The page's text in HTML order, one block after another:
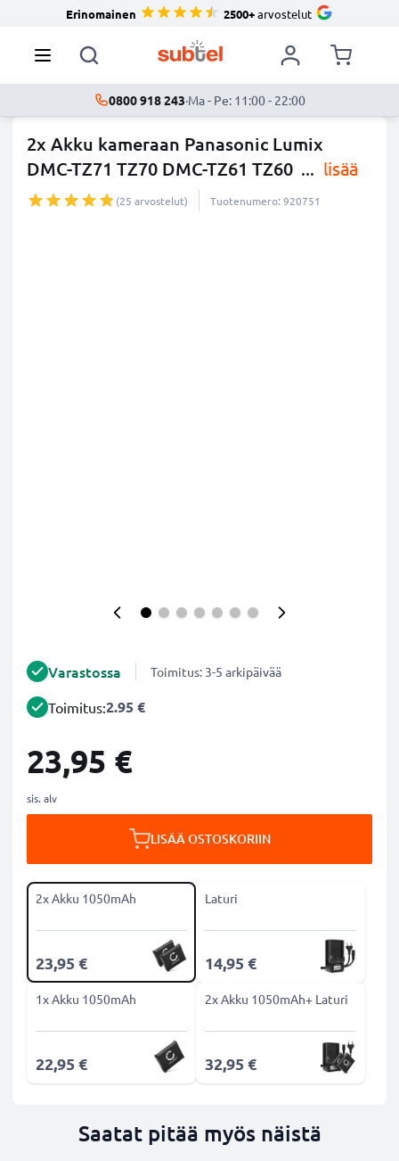
Erinomainen 2500+arvostelut
0800 918 243·Ma - Pe: 11:00 - 22:00
2x Akku kameraan Panasonic Lumix
DMC-TZ71 TZ70 DMC-TZ61 TZ60 ... lisää
(25 arvostelut) Tuotenumero: 920751
Varastossa Toimitus: 3-5 arkipäivää
Toimitus:2.95 €
23,95 €
sis. alv
LISÄÄ OSTOSKORIIN
2x Akku 1050mAh
23,95 €
Laturi
14,95 €
1x Akku 1050mAh
22,95 €
2x Akku 1050mAh+ Laturi
32,95 €
Saatat pitää myös näistä